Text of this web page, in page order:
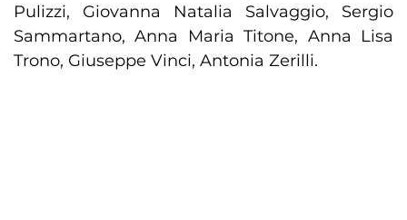
Pulizzi, Giovanna Natalia Salvaggio, Sergio
Sammartano, Anna Maria Titone, Anna Lisa
Trono, Giuseppe Vinci, Antonia Zerilli.